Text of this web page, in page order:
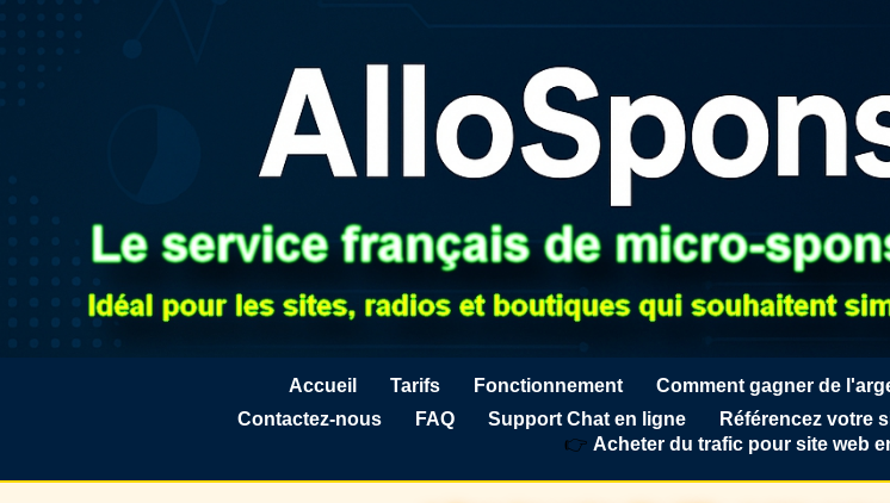
Accueil Tarifs Fonctionnement Comment gagner de
Contactez-nous
FAQ Support Chat en ligne Référencez votre
👉 Acheter du trafic pour site web